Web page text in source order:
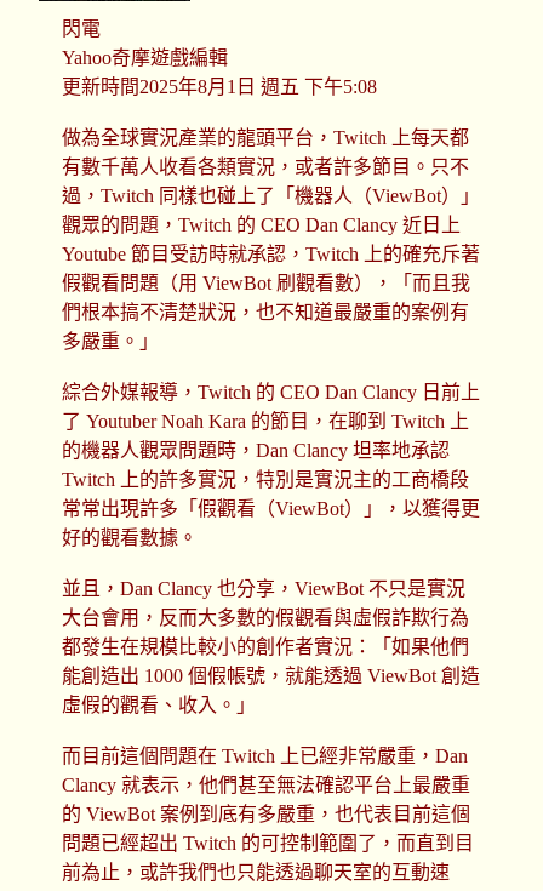
閃電
Yahoo奇摩遊戲編輯
更新時間2025年8月1日 週五 下午5:08
做為全球實況產業的龍頭平台，Twitch 上每天都
有數千萬人收看各類實況，或者許多節目。只不
過，Twitch 同樣也碰上了「機器人（ViewBot）」
觀眾的問題，Twitch 的 CEO Dan Clancy 近日上
Youtube 節目受訪時就承認，Twitch 上的確充斥著
假觀看問題（用 ViewBot 刷觀看數），「而且我
們根本搞不清楚狀況，也不知道最嚴重的案例有
多嚴重。」
綜合外媒報導，Twitch 的 CEO Dan Clancy 日前上
了 Youtuber Noah Kara 的節目，在聊到 Twitch 上
的機器人觀眾問題時，Dan Clancy 坦率地承認
Twitch 上的許多實況，特別是實況主的工商橋段
常常出現許多「假觀看（ViewBot）」，以獲得更
好的觀看數據。
並且，Dan Clancy 也分享，ViewBot 不只是實況
大台會用，反而大多數的假觀看與虛假詐欺行為
都發生在規模比較小的創作者實況：「如果他們
能創造出 1000 個假帳號，就能透過 ViewBot 創造
虛假的觀看、收入。」
而目前這個問題在 Twitch 上已經非常嚴重，Dan
Clancy 就表示，他們甚至無法確認平台上最嚴重
的 ViewBot 案例到底有多嚴重，也代表目前這個
問題已經超出 Twitch 的可控制範圍了，而直到目
前為止，或許我們也只能透過聊天室的互動速